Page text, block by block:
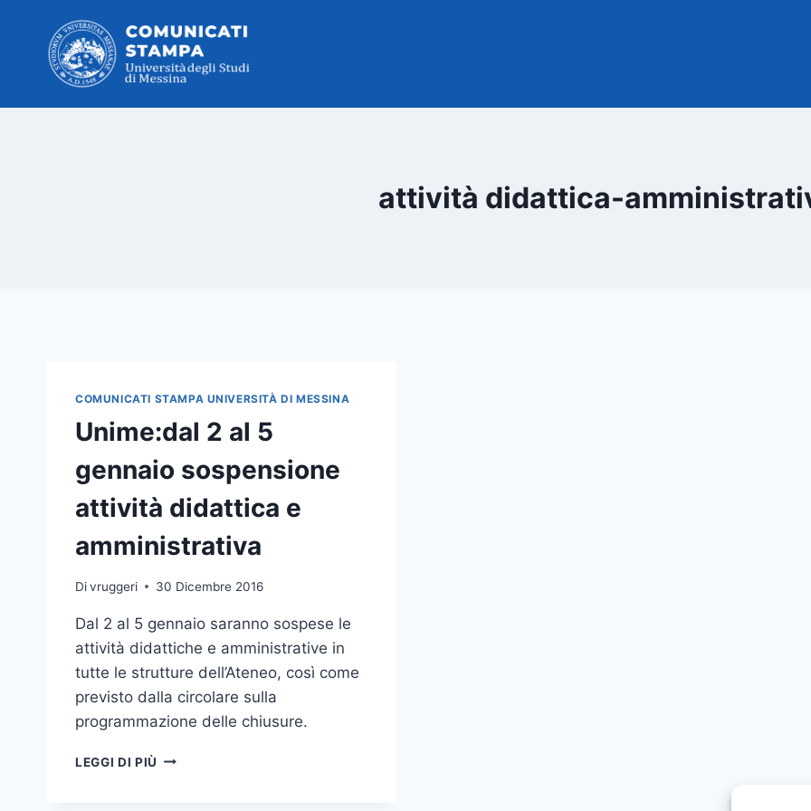
contenuto
attività didattica-
COMUNICATI STAMPA UNIVERSITÀ DI MESSINA
Unime:dal 2 al 5
gennaio sospensione
attività didattica e
amministrativa
Divruggeri 30 Dicembre 2016
Dal 2 al 5 gennaio saranno sospese le
attività didattiche e amministrative in
tutte le strutture dell’Ateneo, così come
previsto dalla circolare sulla
programmazione delle chiusure.
LEGGI DI PIÙ UNIME:DAL